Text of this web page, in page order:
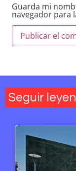
Guarda mi
navegador para
Seguir